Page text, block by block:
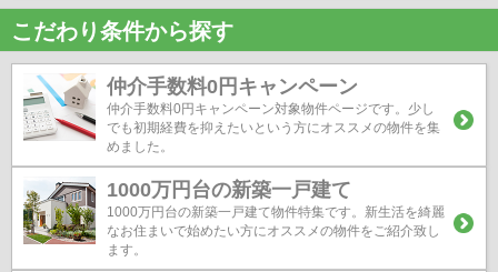
こだわり条件から探す
仲介手数料0円キャンペーン
仲介手数料0円キャンペーン対象物件ページです。少し
でも初期経費を抑えたいという方にオススメの物件を集
めました。
1000万円台の新築一戸建て
1000万円台の新築一戸建て物件特集です。新生活を綺麗
なお住まいで始めたい方にオススメの物件をご紹介致し
ます。